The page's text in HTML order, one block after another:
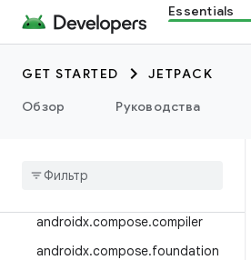
Essentials
GET STARTED
JETPACK
Обзор
Руководства
androidx.camera.viewfinder
androidx.car
androidx.car.app
androidx.cardview
androidx.compose.compiler
androidx.compose.foundation